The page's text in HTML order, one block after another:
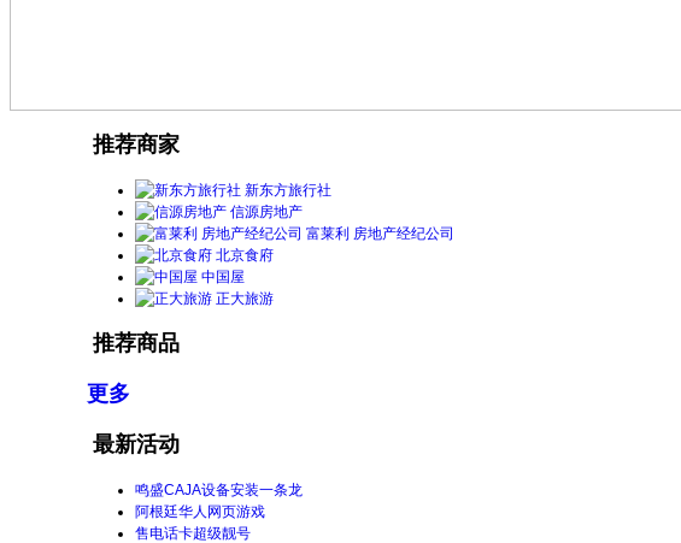
推荐商家
新东方旅行社
信源房地产
富莱利 房地产经纪公司
北京食府
中国屋
正大旅游
推荐商品
更多
最新活动
鸣盛CAJA设备安装一条龙
阿根廷华人网页游戏
售电话卡超级靓号